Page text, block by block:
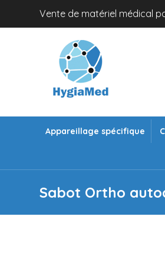
Vente de matériel médical
Appareillage spécifique
Sabot Ortho